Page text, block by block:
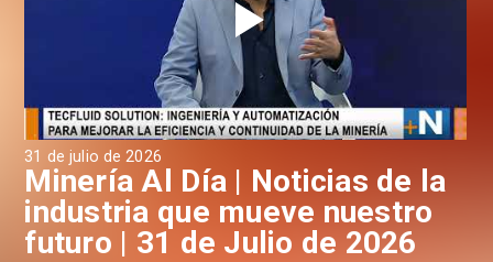
31 de julio de 2026
Minería Al Día | Noticias de la
industria que mueve nuestro
futuro | 31 de Julio de 2026